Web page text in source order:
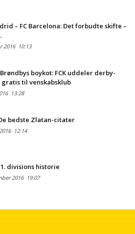
– FC Barcelona: Det forbudte skifte –
201610:13
boykot: FCK uddeler derby-
til venskabsklub
13:28
bedste Zlatan-citater
12:14
divisions historie
201619:07